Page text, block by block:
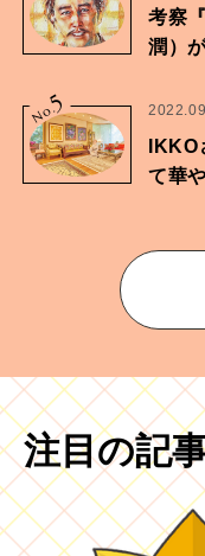
考察
潤）
No.
5
て華
注目の記